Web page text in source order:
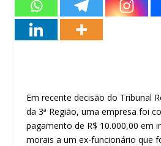
Em recente decisão do Tribunal
da 3ª Região, uma empresa foi
pagamento de R$ 10.000,00 em
morais a um ex-funcionário que